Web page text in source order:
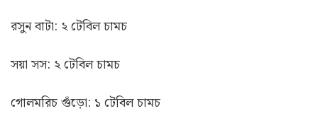
রসুন বাটা: ২ টেবিল চামচ
সয়া সস: ২ টেবিল চামচ
গোলমরিচ গুঁড়ো: ১ টেবিল চামচ